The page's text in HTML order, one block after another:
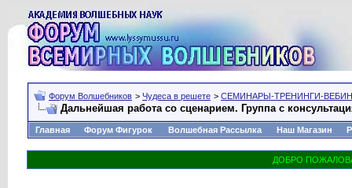
Форум Волшебников > Чудеса в решете > СЕМИНАРЫ-ТРЕНИНГИ-
Дальнейшая работа со сценарием. Группа с
Главная Форум Фигурок Волшебная Рассылка Наш Магазин